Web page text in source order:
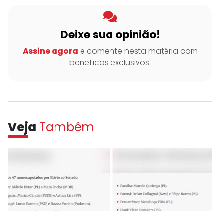
Deixe sua opinião!
Assine agora e comente nesta matéria com
benefícos exclusivos.
Veja Também